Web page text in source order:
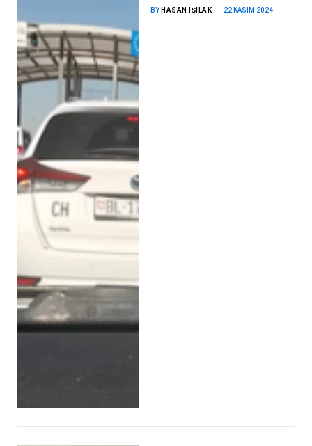
BY HASAN IŞILAK 22 KASIM 2024